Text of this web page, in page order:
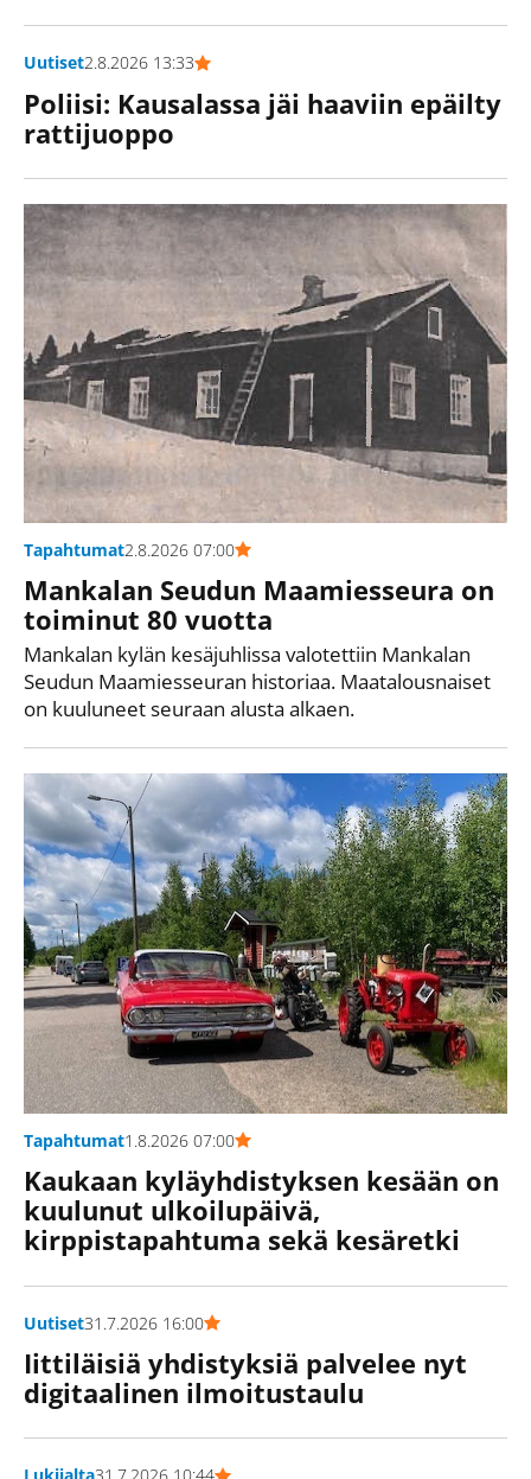
Uutiset2.8.2026 13:33
Poliisi: Kausalassa jäi haaviin epäilty
rattijuoppo
Tapahtumat2.8.2026 07:00
Mankalan Seudun Maamiesseura on
toiminut 80 vuotta
Mankalan kylän kesäjuhlissa valotettiin Mankalan
Seudun Maamiesseuran historiaa. Maatalousnaiset
on kuuluneet seuraan alusta alkaen.
Tapahtumat1.8.2026 07:00
Kaukaan kyläyhdistyksen kesään on
kuulunut ulkoilupäivä,
kirppistapahtuma sekä kesäretki
Uutiset31.7.2026 16:00
Iittiläisiä yhdistyksiä palvelee nyt
digitaalinen ilmoitustaulu